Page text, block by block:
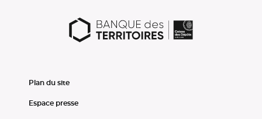
Plan du site
Espace presse